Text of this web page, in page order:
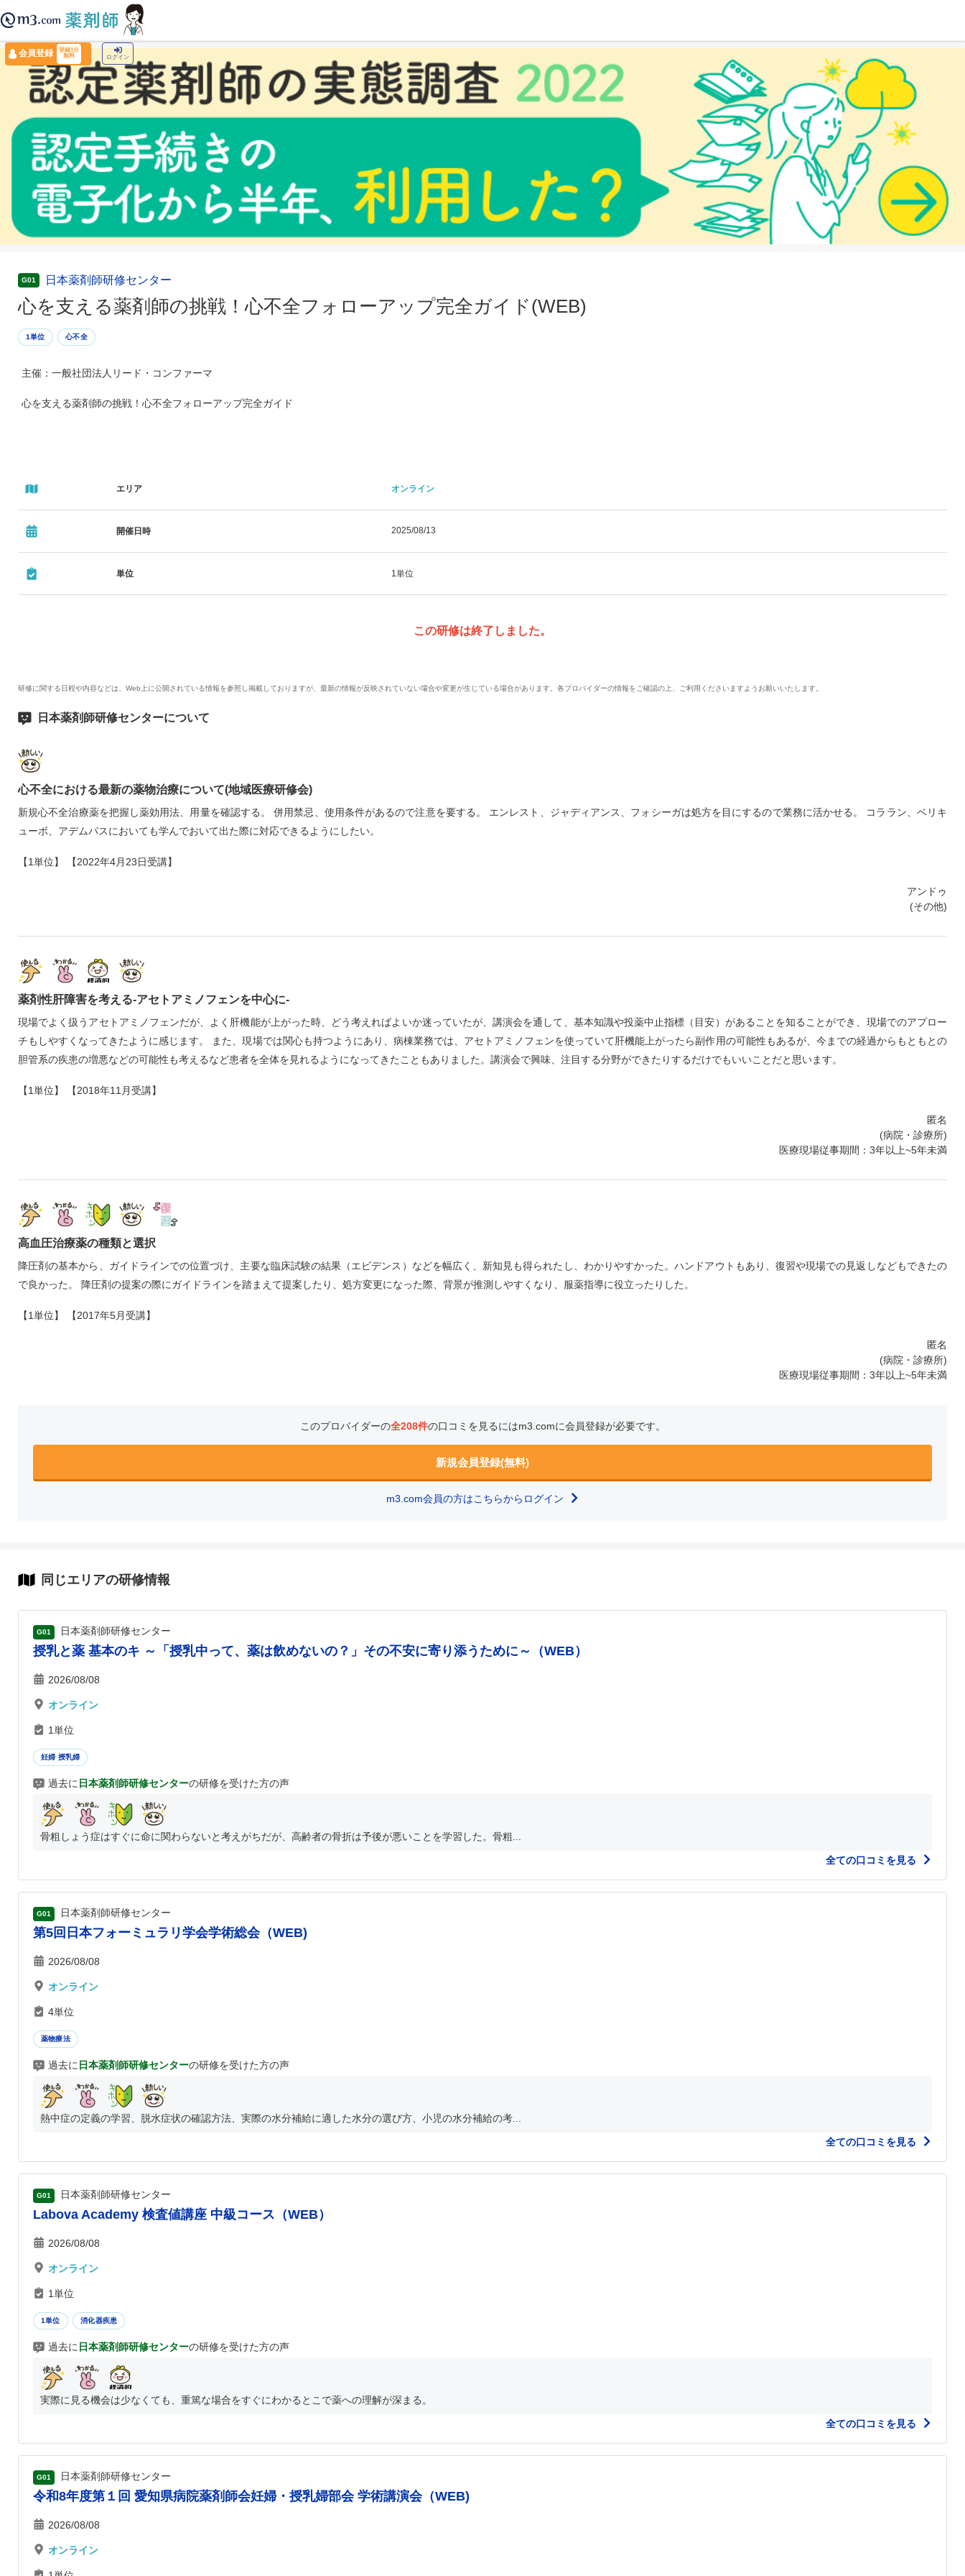
会員登録
登録1分
無料
ログイン
› 心を支える薬剤師の挑戦！心不全フォローアップ完全ガイド(WEB)
G01 日本薬剤師研修センター
心を支える薬剤師の挑戦！心不全フォローアップ完全ガイド(WEB)
1単位 心不全
主催：一般社団法人リード・コンファーマ
心を支える薬剤師の挑戦！心不全フォローアップ完全ガイド
エリア オンライン
開催日時 2025/08/13
単位 1単位
この研修は終了しました。
研修に関する日程や内容などは、Web上に公開されている情報を参照し掲載しておりますが、最新の情報が反映されていない場合や変更が生じている場合があります。各プロバイダーの情報をご確認の上、ご利用くださいますようお願いいたします。
日本薬剤師研修センターについて
心不全における最新の薬物治療について(地域医療研修会)
新規心不全治療薬を把握し薬効用法、用量を確認する。 併用禁忌、使用条件があるので注意を要する。 エンレスト、ジャディアンス、フォシーガは処方を目にするので業務に活かせる。 コララン、ベリキ
ューボ、アデムパスにおいても学んでおいて出た際に対応できるようにしたい。
【1単位】 【2022年4月23日受講】
アンドゥ
(その他)
薬剤性肝障害を考える‐アセトアミノフェンを中心に‐
現場でよく扱うアセトアミノフェンだが、よく肝機能が上がった時、どう考えればよいか迷っていたが、講演会を通して、基本知識や投薬中止指標（目安）があることを知ることができ、現場でのアプロー
チもしやすくなってきたように感じます。 また、現場では関心も持つようにあり、病棟業務では、アセトアミノフェンを使っていて肝機能上がったら副作用の可能性もあるが、今までの経過からもともとの
胆管系の疾患の増悪などの可能性も考えるなど患者を全体を見れるようになってきたこともありました。講演会で興味、注目する分野ができたりするだけでもいいことだと思います。
【1単位】 【2018年11月受講】
匿名
(病院・診療所)
医療現場従事期間：3年以上~5年未満
高血圧治療薬の種類と選択
降圧剤の基本から、ガイドラインでの位置づけ、主要な臨床試験の結果（エビデンス）などを幅広く、新知見も得られたし、わかりやすかった。ハンドアウトもあり、復習や現場での見返しなどもできたの
で良かった。 降圧剤の提案の際にガイドラインを踏まえて提案したり、処方変更になった際、背景が推測しやすくなり、服薬指導に役立ったりした。
【1単位】 【2017年5月受講】
匿名
(病院・診療所)
医療現場従事期間：3年以上~5年未満
このプロバイダーの全208件の口コミを見るにはm3.comに会員登録が必要です。
新規会員登録(無料)
m3.com会員の方はこちらからログイン
同じエリアの研修情報
G01 日本薬剤師研修センター
授乳と薬 基本のキ ～「授乳中って、薬は飲めないの？」その不安に寄り添うために～（WEB）
2026/08/08
オンライン
1単位
妊婦 授乳婦
過去に 日本薬剤師研修センターの研修を受けた方の声
骨粗しょう症はすぐに命に関わらないと考えがちだが、高齢者の骨折は予後が悪いことを学習した。骨粗...
全ての口コミを見る
G01 日本薬剤師研修センター
第5回日本フォーミュラリ学会学術総会（WEB)
2026/08/08
オンライン
4単位
薬物療法
過去に 日本薬剤師研修センターの研修を受けた方の声
熱中症の定義の学習、脱水症状の確認方法、実際の水分補給に適した水分の選び方、小児の水分補給の考...
全ての口コミを見る
G01 日本薬剤師研修センター
Labova Academy 検査値講座 中級コース（WEB）
2026/08/08
オンライン
1単位
1単位 消化器疾患
過去に 日本薬剤師研修センターの研修を受けた方の声
実際に見る機会は少なくても、重篤な場合をすぐにわかるとこで薬への理解が深まる。
全ての口コミを見る
G01 日本薬剤師研修センター
令和8年度第１回 愛知県病院薬剤師会妊婦・授乳婦部会 学術講演会（WEB)
2026/08/08
オンライン